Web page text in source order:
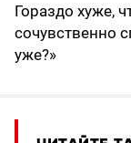
Гораздо хуже,
сочувственно
уже?»